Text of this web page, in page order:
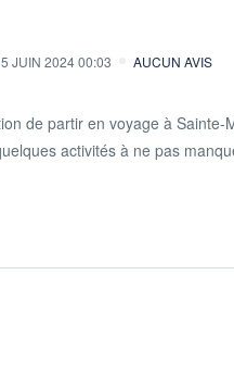
JUIN 2024 00:03 AUCUN AVIS
de partir en voyage à Sainte-
activités à ne pas